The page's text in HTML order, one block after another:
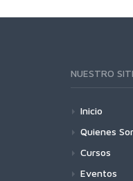
NUESTRO
Inicio
Quienes
Cursos
Eventos